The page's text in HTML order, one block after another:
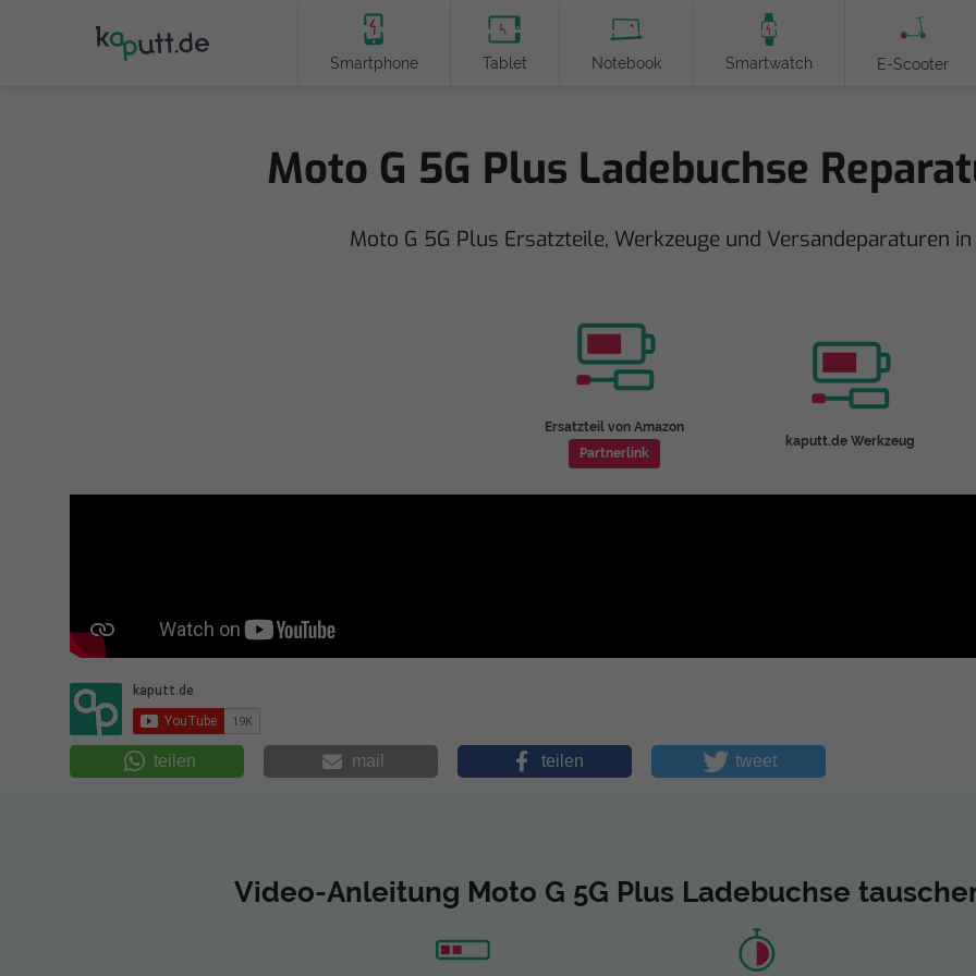
Smartphone Tablet Notebook Smartwatch E-Scooter
Moto G 5G Plus Ladebuchse
Moto G 5G Plus Ersatzteile, Werkzeuge und Versandeparaturen
Ersatzteil von Amazon
Partnerlink
kaputt.de Werkzeug
teilen mail teilen tweet
Video-Anleitung Moto G 5G Plus Ladebuchse